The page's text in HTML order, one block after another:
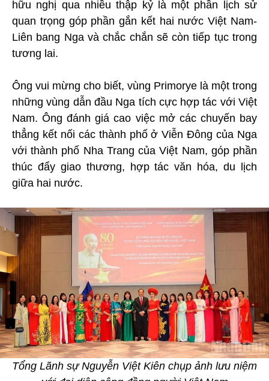
hữu nghị qua nhiều thập kỷ là một phần lịch sử
quan trọng góp phần gắn kết hai nước Việt Nam-
Liên bang Nga và chắc chắn sẽ còn tiếp tục trong
tương lai.
Ông vui mừng cho biết, vùng Primorye là một trong
những vùng dẫn đầu Nga tích cực hợp tác với Việt
Nam. Ông đánh giá cao việc mở các chuyến bay
thẳng kết nối các thành phố ở Viễn Đông của Nga
với thành phố Nha Trang của Việt Nam, góp phần
thúc đẩy giao thương, hợp tác văn hóa, du lịch
giữa hai nước.
Tổng Lãnh sự Nguyễn Việt Kiên chụp ảnh lưu niệm